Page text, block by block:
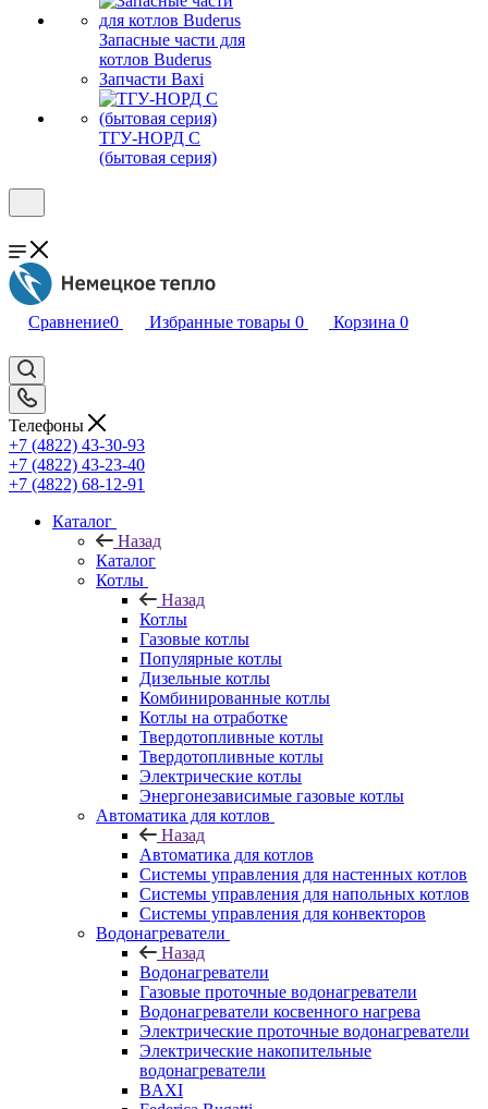
Запасные части для
котлов Buderus
Запчасти Baxi
ТГУ-НОРД С
(бытовая серия)
Сравнение0 Избранные товары 0 Корзина 0
Телефоны
+7 (4822) 43-30-93
+7 (4822) 43-23-40
+7 (4822) 68-12-91
Каталог
Назад
Каталог
Котлы
Назад
Котлы
Газовые котлы
Популярные котлы
Дизельные котлы
Комбинированные котлы
Котлы на отработке
Твердотопливные котлы
Твердотопливные котлы
Электрические котлы
Энергонезависимые газовые котлы
Автоматика для котлов
Назад
Автоматика для котлов
Системы управления для настенных котлов
Системы управления для напольных котлов
Системы управления для конвекторов
Водонагреватели
Назад
Водонагреватели
Газовые проточные водонагреватели
Водонагреватели косвенного нагрева
Электрические проточные водонагреватели
Электрические накопительные
водонагреватели
BAXI